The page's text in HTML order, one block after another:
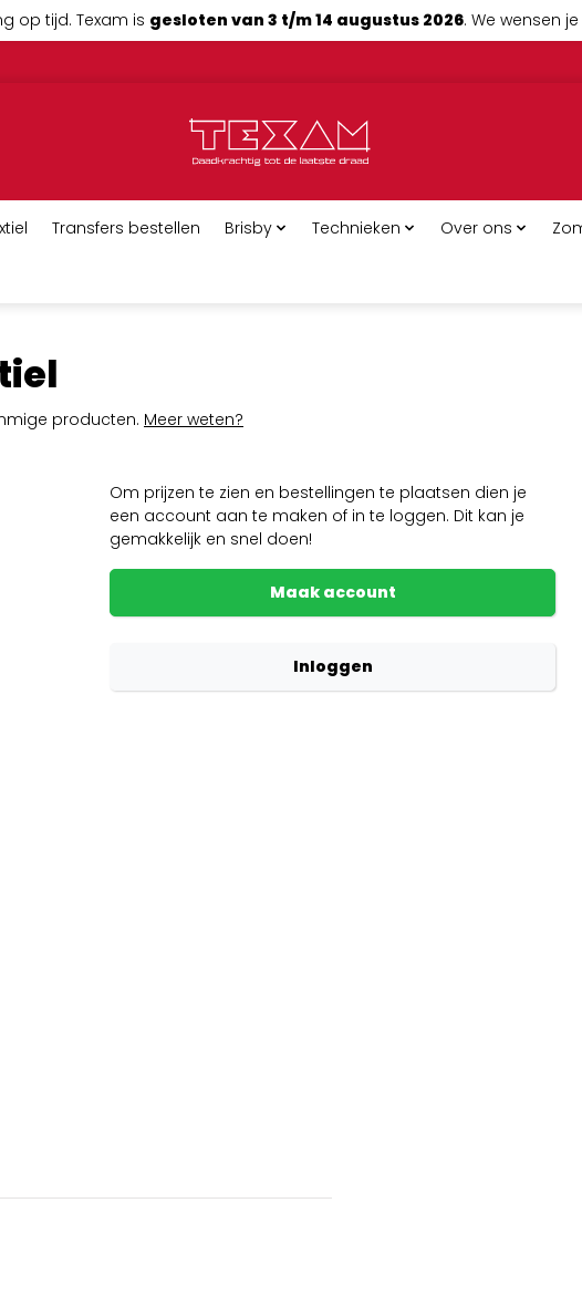
op tijd. Texam is gesloten van 3 t/m 14 augustus 2026. We wensen
Transfers bestellen Brisby Technieken Over ons
producten. Meer weten?
Om prijzen te zien en bestellingen te plaatsen dien je
een account aan te maken of in te loggen. Dit kan je
gemakkelijk en snel doen!
Maak account
Inloggen